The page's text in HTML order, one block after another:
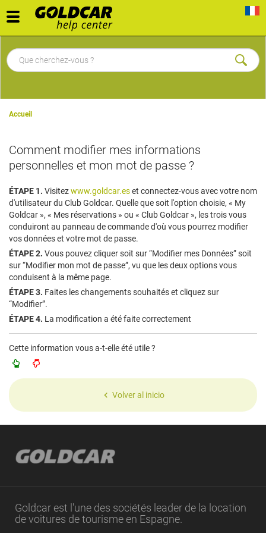
Toggle
navigation
Accueil
Comment modifier mes informations
personnelles et mon mot de passe ?
ÉTAPE 1. Visitezwww.goldcar.eset connectez-vous avec votre nom
d'utilisateur du Club Goldcar. Quelle que soit l'option choisie, « My
Goldcar », « Mes réservations » ou « Club Goldcar », les trois vous
conduiront au panneau de commande d'où vous pourrez modifier
vos données et votre mot de passe.
ÉTAPE 2. Vous pouvez cliquer soit sur “Modifier mes Données” soit
sur “Modifier mon mot de passe”, vu que les deux options vous
conduisent à la même page.
ÉTAPE 3. Faites les changements souhaités et cliquez sur
“Modifier”.
ÉTAPE 4. La modification a été faite correctement
Cette information vous a-t-elle été utile ?
Volver al inicio
Goldcar est l'une des sociétés leader de la location
de voitures de tourisme en Espagne.